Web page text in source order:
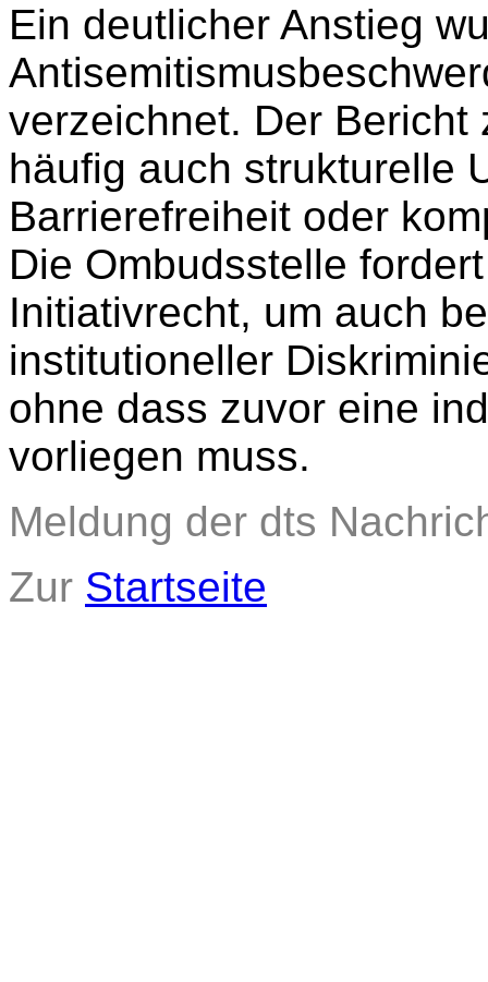
Ein deutlicher Anstieg
verzeichnet. Der
häufig auch strukturelle
Barrierefreiheit oder
Die Ombudsstelle
Initiativrecht, um auch
institutioneller
ohne dass zuvor eine
vorliegen muss.
Meldung der dts
Zur Startseite